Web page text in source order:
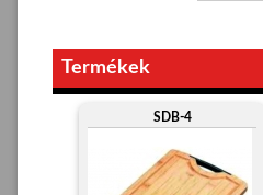
Termékek
SDB-4